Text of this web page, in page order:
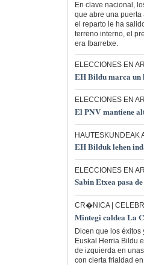
En clave nacional,
que abre una
el reparto le ha
terreno interno, el
era Ibarretxe.
ELECCIONES EN
EH Bildu marca un
ELECCIONES EN
El PNV mantiene
HAUTESKUNDEAK
EH Bilduk lehen
ELECCIONES EN
Sabin Etxea pasa
CR�NICA |
Mintegi caldea La
Dicen que los éxitos
Euskal Herria Bildu
de izquierda en
con cierta frialdad